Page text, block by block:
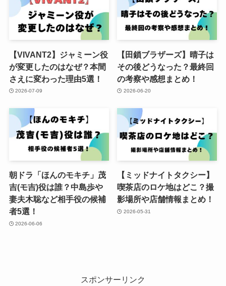
【VIVANT2】ジャミーン役
が変更したのはなぜ？本間
さえに変わった理由5選！
2026-07-09
【田鎖ブラザーズ】晴子は
その後どうなった？最終回
の考察や感想まとめ！
2026-06-20
朝ドラ「ほんのモキチ」茂
吉(モ吉)役は誰？中島歩や
妻夫木聡など相手役の候補
者5選！
2026-06-06
【ミッドナイトタクシー】
喫茶店のロケ地はどこ？撮
影場所や店舗情報まとめ！
2026-05-31
スポンサーリンク